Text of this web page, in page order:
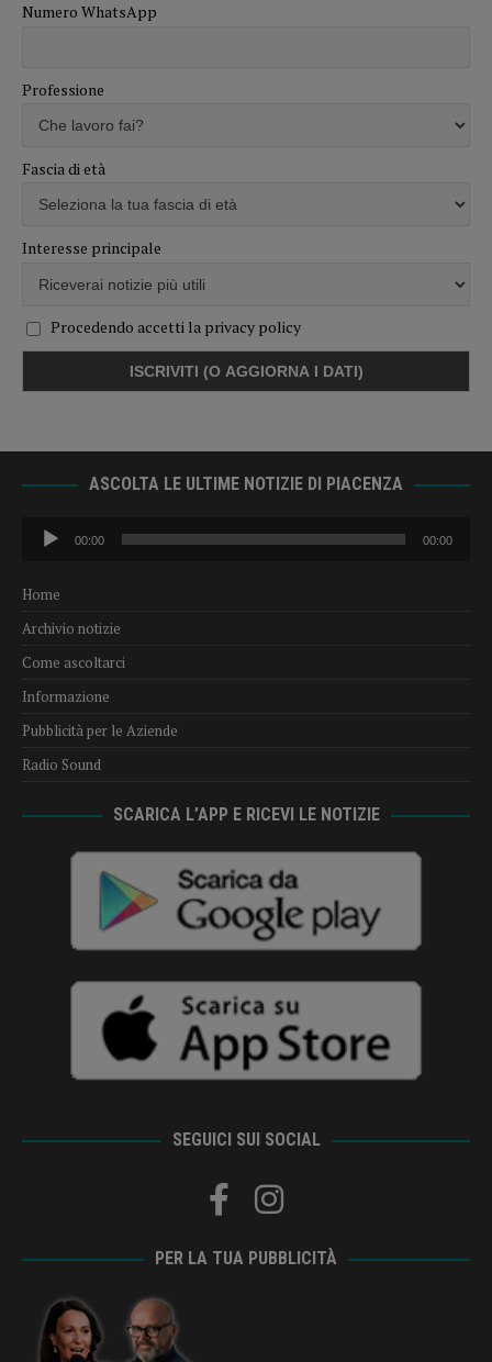
Numero WhatsApp
Professione
Fascia di età
Interesse principale
Procedendo accetti la privacy policy
ASCOLTA LE ULTIME NOTIZIE DI PIACENZA
Audio
Player
00:00 00:00
Home
Archivio notizie
Come ascoltarci
Informazione
Pubblicità per le Aziende
Radio Sound
SCARICA L’APP E RICEVI LE NOTIZIE
SEGUICI SUI SOCIAL
PER LA TUA PUBBLICITÀ